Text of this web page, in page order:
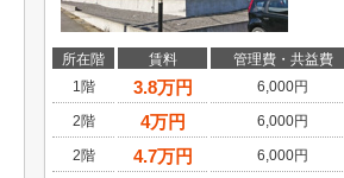
所在階 賃料 管理費・共益費
1階
3.8万円 6,000円
2階
4万円 6,000円
2階
4.7万円 6,000円